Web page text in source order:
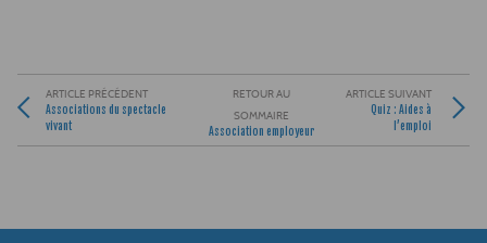
ARTICLE PRÉCÉDENT
Associations du spectacle
vivant
RETOUR AU
SOMMAIRE
Association employeur
ARTICLE SUIVANT
Quiz : Aides à
l’emploi